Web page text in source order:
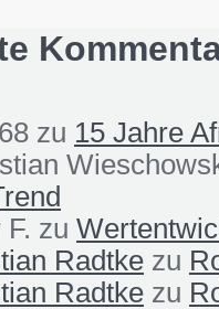
zu 15 Jahre
zu
Radtke zu
Radtke zu